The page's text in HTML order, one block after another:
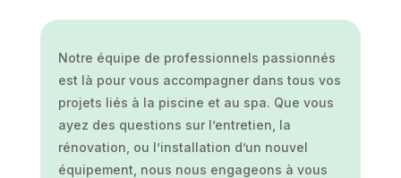
Notre équipe de professionnels passionnés
est là pour vous accompagner dans tous vos
projets liés à la piscine et au spa. Que vous
ayez des questions sur l’entretien, la
rénovation, ou l’installation d’un nouvel
équipement, nous nous engageons à vous